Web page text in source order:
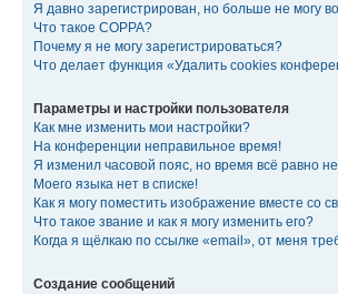
Я давно зарегистрирован, но больше не могу
Что такое COPPA?
Почему я не могу зарегистрироваться?
Что делает функция «Удалить cookies
Параметры и настройки пользователя
Как мне изменить мои настройки?
На конференции неправильное время!
Я изменил часовой пояс, но время всё равно
Моего языка нет в списке!
Как я могу поместить изображение вместе со
Что такое звание и как я могу изменить его?
Когда я щёлкаю по ссылке «email», от меня
Создание сообщений